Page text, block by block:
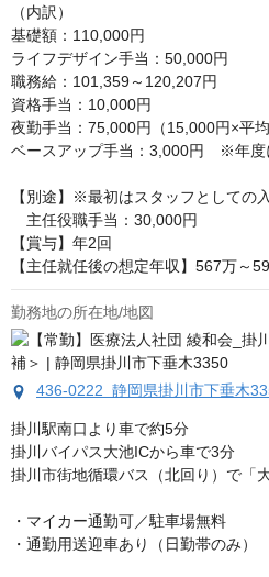
（内訳）
基礎額：110,000円
ライフデザイン手当：50,000円
職務給：101,359～120,207円
資格手当：10,000円
夜勤手当：75,000円（15,000円×平均
ベースアップ手当：3,000円　※年度
【別途】※最初はスタッフとしての
主任役職手当：30,000円
【賞与】年2回
【主任就任後の想定年収】567万～
勤務地の所在地/地図
436-0222 静岡県掛川市下垂木
掛川駅南口より車で約5分
掛川バイパス大池ICから車で3分
掛川市街地循環バス（北回り）で「
・マイカー通勤可／駐車場無料
・通勤用送迎車あり（日勤帯のみ）